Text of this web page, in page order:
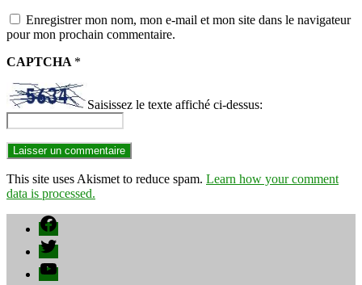
Enregistrer mon nom, mon e-mail et mon site dans le navigateur
pour mon prochain commentaire.
CAPTCHA *
Saisissez le texte affiché ci-dessus:
This site uses Akismet to reduce spam. Learn how your comment
data is processed.
Facebook
Twitter
YouTube